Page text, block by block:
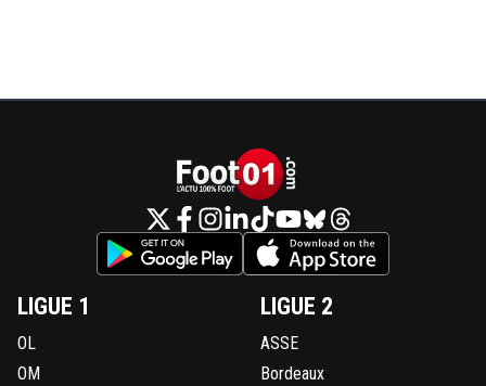
LIGUE 1
OL
OM
LIGUE 2
ASSE
Bordeaux